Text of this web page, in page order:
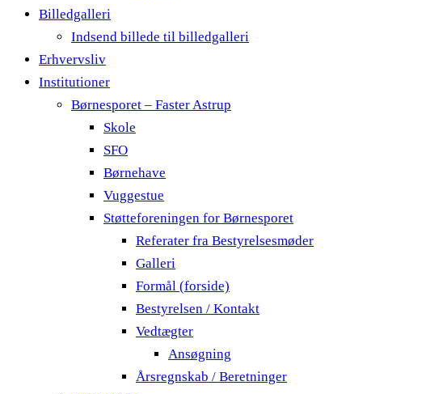
Billedgalleri
Indsend billede til billedgalleri
Erhvervsliv
Institutioner
Børnesporet – Faster Astrup
Skole
SFO
Børnehave
Vuggestue
Støtteforeningen for Børnesporet
Referater fra Bestyrelsesmøder
Galleri
Formål (forside)
Bestyrelsen / Kontakt
Vedtægter
Ansøgning
Årsregnskab / Beretninger